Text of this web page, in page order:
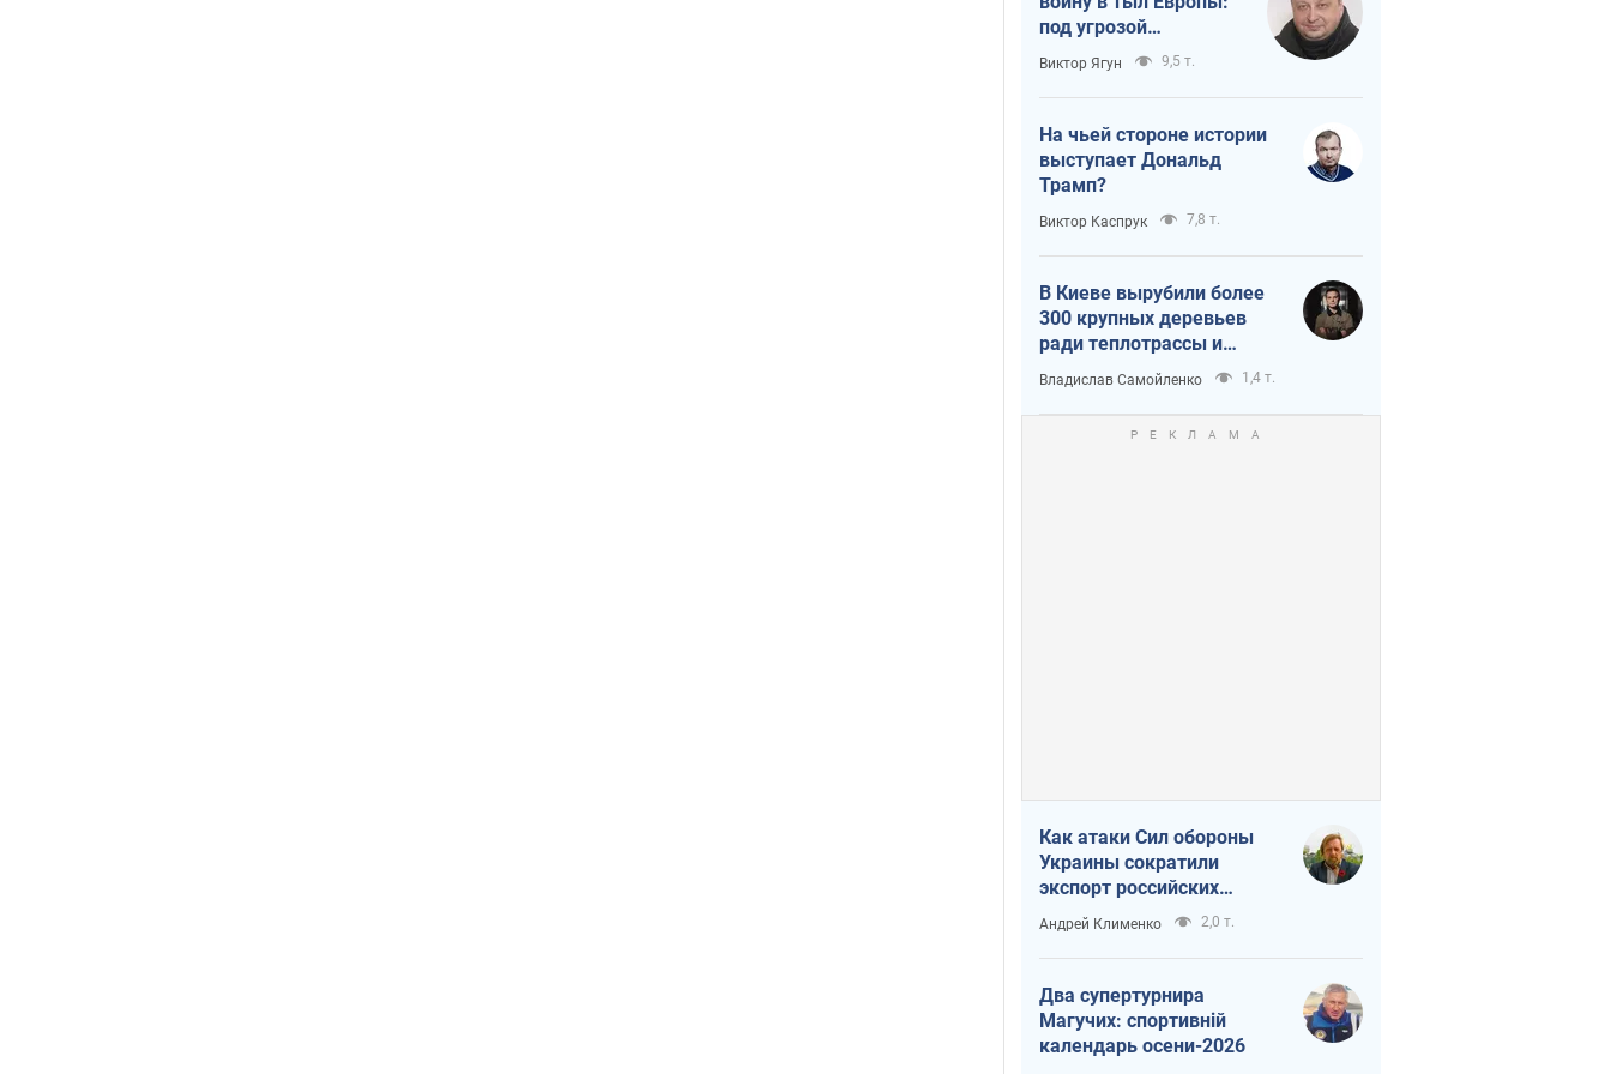
под угрозой
критическая
логистика
Виктор Ягун 9,5 т.
На чьей стороне истории
выступает Дональд
Трамп?
Виктор Каспрук 7,8 т.
В Киеве вырубили более
300 крупных деревьев
ради теплотрассы и
вопреки Генплану
Владислав Самойленко 1,4 т.
Как атаки Сил обороны
Украины сократили
экспорт российских
нефтепродуктов
Андрей Клименко 2,0 т.
Два супертурнира
Магучих: спортивній
календарь осени-2026